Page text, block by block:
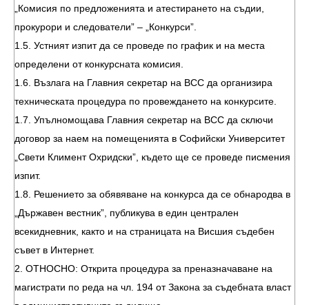
„Комисия по предложенията и атестирането на съдии,
прокурори и следователи” – „Конкурси”.
1.5. Устният изпит да се проведе по график и на места
определени от конкурсната комисия.
1.6. Възлага на Главния секретар на ВСС да организира
техническата процедура по провеждането на конкурсите.
1.7. Упълномощава Главния секретар на ВСС да сключи
договор за наем на помещенията в Софийски Университет
„Свети Климент Охридски”, където ще се проведе писмения
изпит.
1.8. Решението за обявяване на конкурса да се обнародва в
„Държавен вестник”, публикува в един централен
всекидневник, както и на страницата на Висшия съдебен
съвет в Интернет.
2. ОТНОСНО: Открита процедура за преназначаване на
магистрати по реда на чл. 194 от Закона за съдебната власт